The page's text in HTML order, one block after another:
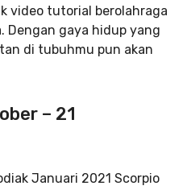
video tutorial berolahraga
Dengan gaya hidup yang
di tubuhmu pun akan
– 21